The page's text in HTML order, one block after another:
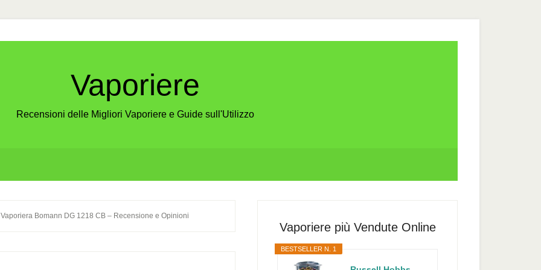
Vaporiere
Recensioni delle Migliori Vaporiere e Guide sull'Utilizzo
Bomann DG 1218 CB – Recensione e Opinioni
Sidebar
Vaporiere più Vendute Online
BESTSELLER N. 1